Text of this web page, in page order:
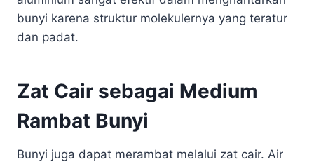
bunyi karena struktur molekulernya yang teratur
dan padat.
Zat Cair sebagai Medium
Rambat Bunyi
Bunyi juga dapat merambat melalui zat cair. Air